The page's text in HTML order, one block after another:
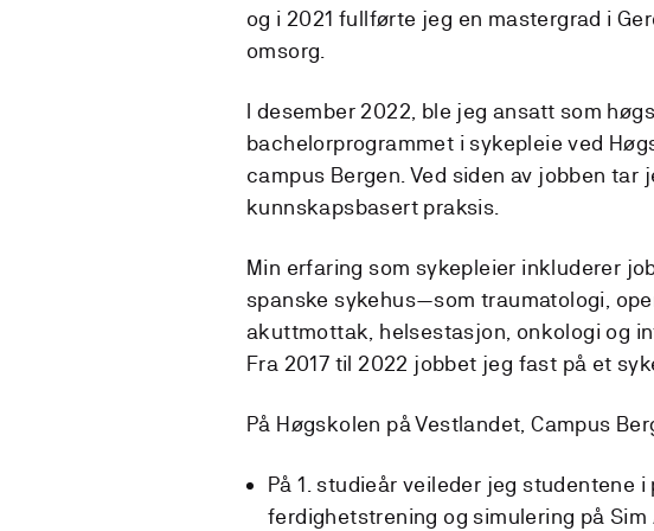
og i 2021 fullførte jeg en mastergrad i
omsorg.
I desember 2022, ble jeg ansatt som
bachelorprogrammet i sykepleie ved
campus Bergen. Ved siden av jobben tar
kunnskapsbasert praksis.
Min erfaring som sykepleier inkluderer
spanske sykehus—som traumatologi,
akuttmottak, helsestasjon, onkologi og
Fra 2017 til 2022 jobbet jeg fast på et
På Høgskolen på Vestlandet, Campus
På 1. studieår veileder jeg studentene
ferdighetstrening og simulering på